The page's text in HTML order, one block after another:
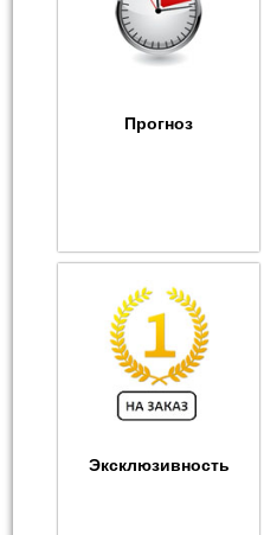
Прогноз
Эксклюзивность